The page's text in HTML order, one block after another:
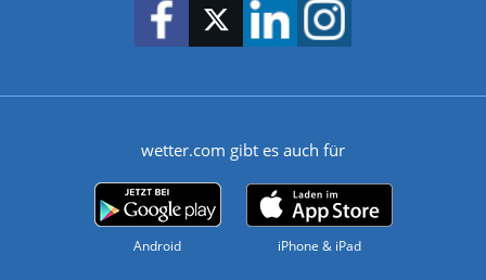
wetter.com gibt es auch für
Android iPhone & iPad